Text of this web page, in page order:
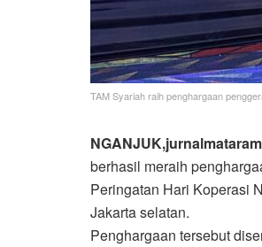
TAM Syariah raih penghargaan
berhasil meraih
Peringatan Hari Koperasi
Jakarta selatan.
Penghargaan tersebut